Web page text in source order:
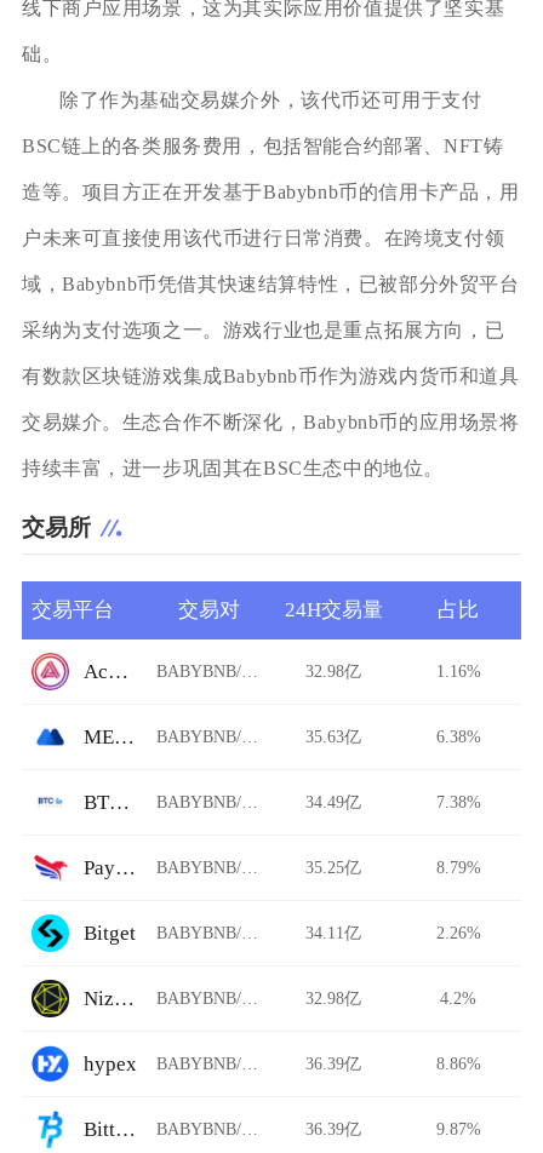
线下商户应用场景，这为其实际应用价值提供了坚实基
础。
除了作为基础交易媒介外，该代币还可用于支付
BSC链上的各类服务费用，包括智能合约部署、NFT铸
造等。项目方正在开发基于Babybnb币的信用卡产品，用
户未来可直接使用该代币进行日常消费。在跨境支付领
域，Babybnb币凭借其快速结算特性，已被部分外贸平台
采纳为支付选项之一。游戏行业也是重点拓展方向，已
有数款区块链游戏集成Babybnb币作为游戏内货币和道具
交易媒介。生态合作不断深化，Babybnb币的应用场景将
持续丰富，进一步巩固其在BSC生态中的地位。
交易所
交易平台 交易对 24H交易量 占比
Acala Swap BABYBNB/USDT 32.98亿 1.16%
MEXC Global BABYBNB/USDT 35.63亿 6.38%
BTCBank BABYBNB/USDT 34.49亿 7.38%
PayBito BABYBNB/USDT 35.25亿 8.79%
Bitget BABYBNB/USDT 34.11亿 2.26%
Niza.io BABYBNB/USDT 32.98亿 4.2%
hypex BABYBNB/USDT 36.39亿 8.86%
Bittime BABYBNB/USDT 36.39亿 9.87%